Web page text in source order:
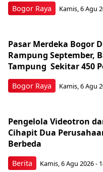
Bogor Raya Kamis, 6 Agu
Bogor Raya
Pasar Merdeka Bogor
Rampung September,
Tampung Sekitar 450
Kamis, 6 Agu
Berita
Pengelola Videotron
Cihapit Dua
Berbeda
Kamis, 6 Agu 2026 -